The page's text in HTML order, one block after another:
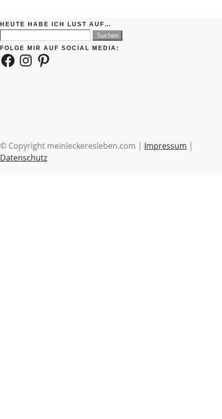
HEUTE HABE ICH LUST AUF…
nach:
FOLGE MIR AUF SOCIAL MEDIA:
FacebookInstagramPinterest
© Copyright meinleckeresleben.com | Impressum |
Datenschutz